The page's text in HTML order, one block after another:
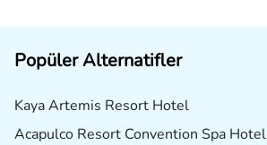
Popüler Alternatifler
Kaya Artemis Resort Hotel
Acapulco Resort Convention Spa Hotel